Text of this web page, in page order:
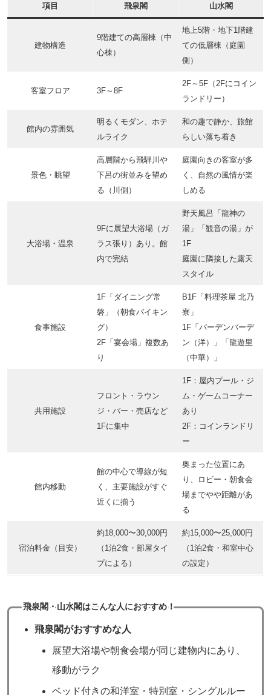
項目 飛泉閣 山水閣
建物構造
9階建ての高層棟（中
心棟）
地上5階・地下1階建
ての低層棟（庭園
側）
客室フロア 3F～8F
2F～5F（2Fにコイン
ランドリー）
館内の雰囲気
明るくモダン、ホテ
ルライク
和の趣で静か、旅館
らしい落ち着き
景色・眺望
高層階から飛騨川や
下呂の街並みを望め
る（川側）
庭園向きの客室が多
く、自然の風情が楽
しめる
大浴場・温泉
9Fに展望大浴場（ガ
ラス張り）あり。館
内で完結
野天風呂「龍神の
湯」「観音の湯」が
1F
庭園に隣接した露天
スタイル
食事施設
1F「ダイニング常
磐」（朝食バイキン
グ）
2F「宴会場」複数あ
り
B1F「料理茶屋 北乃
寮」
1F「バーデンバーデ
ン（洋）」「龍遊里
（中華）」
共用施設
フロント・ラウン
ジ・バー・売店など
1Fに集中
1F：屋内プール・ジ
ム・ゲームコーナー
あり
2F：コインランドリ
ー
館内移動
館の中心で導線が短
く、主要施設がすぐ
近くに揃う
奥まった位置にあ
り、ロビー・朝食会
場までやや距離があ
る
宿泊料金（目安）
約18,000〜30,000円
（1泊2食・部屋タイ
プによる）
約15,000〜25,000円
（1泊2食・和室中心
の設定）
飛泉閣・山水閣はこんな人におすすめ！
飛泉閣がおすすめな人
展望大浴場や朝食会場が同じ建物内にあり、
移動がラク
ベッド付きの和洋室・特別室・シングルルー